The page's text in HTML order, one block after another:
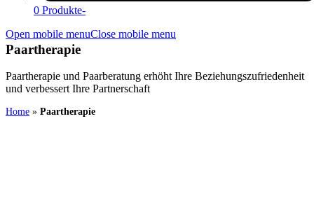
0 Produkte-
Open mobile menuClose mobile menu
Paartherapie
Paartherapie und Paarberatung erhöht Ihre Beziehungszufriedenheit
und verbessert Ihre Partnerschaft
Home » Paartherapie